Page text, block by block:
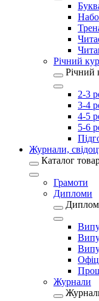
Річний
Річний
2-3
3-4
4-5
5-6
Журнали,
Каталог
Грамоти
Дипломи
Журнали